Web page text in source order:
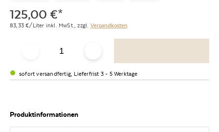
125,00 €*
83,33 €/Liter inkl. MwSt., zzgl. Versandkosten
sofort versandfertig, Lieferfrist 3 - 5 Werktage
Produktinformationen